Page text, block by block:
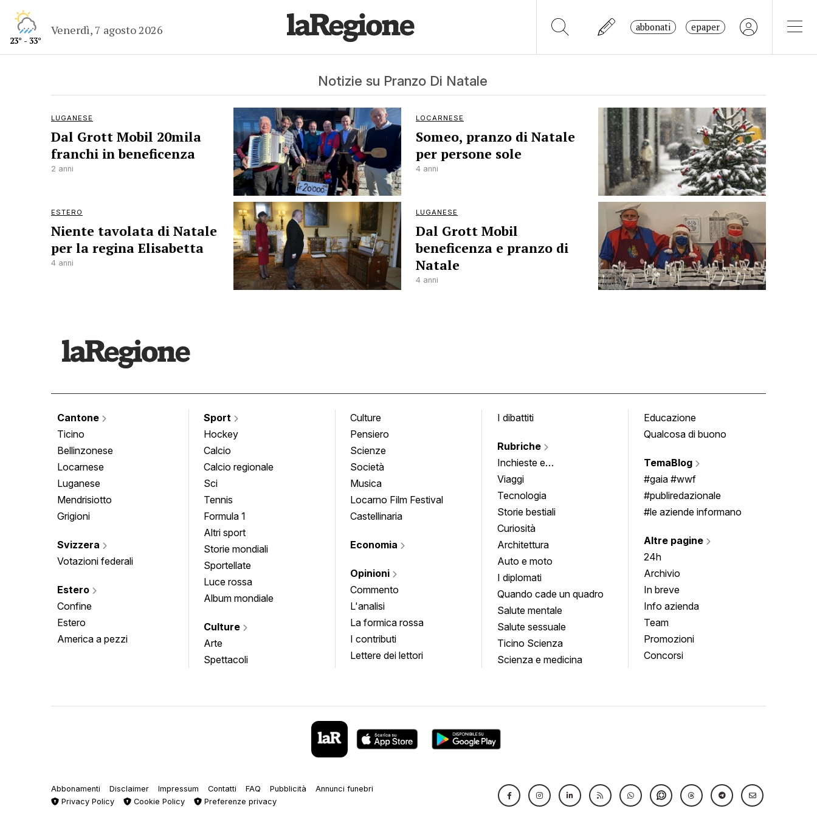
23° - 33°
Venerdì, 7 agosto 2026 abbonati epaper
Notizie su Pranzo Di Natale
LUGANESE
Dal Grott Mobil 20mila
franchi in beneficenza
2 anni
LOCARNESE
Someo, pranzo di Natale
per persone sole
4 anni
ESTERO
Niente tavolata di Natale
per la regina Elisabetta
4 anni
LUGANESE
Dal Grott Mobil
beneficenza e pranzo di
Natale
4 anni
Cantone
Ticino
Bellinzonese
Locarnese
Luganese
Mendrisiotto
Grigioni
Svizzera
Votazioni federali
Estero
Confine
Estero
America a pezzi
Sport
Hockey
Calcio
Calcio regionale
Sci
Tennis
Formula 1
Altri sport
Storie mondiali
Sportellate
Luce rossa
Album mondiale
Culture
Arte
Spettacoli
Culture
Pensiero
Scienze
Società
Musica
Locarno Film Festival
Castellinaria
Economia
Opinioni
Commento
L'analisi
La formica rossa
I contributi
Lettere dei lettori
I dibattiti
Rubriche
Inchieste e
approfondimenti
Viaggi
Tecnologia
Storie bestiali
Curiosità
Architettura
Auto e moto
I diplomati
Quando cade un quadro
Salute mentale
Salute sessuale
Ticino Scienza
Scienza e medicina
Educazione
Qualcosa di buono
TemaBlog
#gaia #wwf
#publiredazionale
#le aziende informano
Altre pagine
24h
Archivio
In breve
Info azienda
Team
Promozioni
Concorsi
Abbonamenti Disclaimer Impressum Contatti FAQ Pubblicità
Annunci funebri
Privacy Policy
Cookie Policy Preferenze privacy